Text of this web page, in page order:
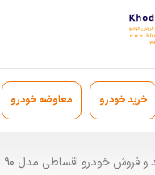
خرید خودرو معاوضه خودرو